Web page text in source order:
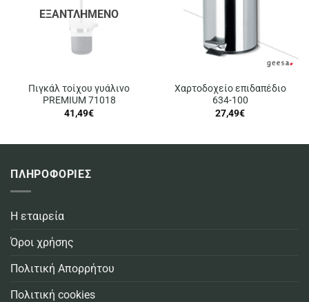
ΕΞΑΝΤΛΗΜΈΝΟ
Πιγκάλ τοίχου γυάλινο
PREMIUM 71018
41,49€
Χαρτοδοχείο επιδαπέδιο
634-100
27,49€
ΠΛΗΡΟΦΟΡΙΕΣ
Η εταιρεία
Όροι χρήσης
Πολιτική Απορρήτου
Πολιτική cookies